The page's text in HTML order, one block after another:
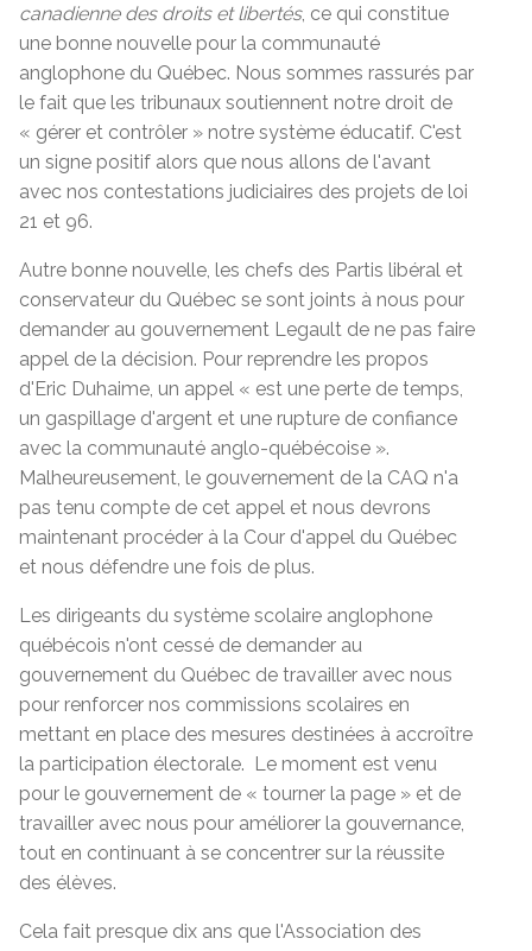
canadienne des droits et libertés, ce qui constitue
une bonne nouvelle pour la communauté
anglophone du Québec. Nous sommes rassurés par
le fait que les tribunaux soutiennent notre droit de
« gérer et contrôler » notre système éducatif. C'est
un signe positif alors que nous allons de l'avant
avec nos contestations judiciaires des projets de loi
21 et 96.
Autre bonne nouvelle, les chefs des Partis libéral et
conservateur du Québec se sont joints à nous pour
demander au gouvernement Legault de ne pas faire
appel de la décision. Pour reprendre les propos
d'Eric Duhaime, un appel « est une perte de temps,
un gaspillage d'argent et une rupture de confiance
avec la communauté anglo-québécoise ».
Malheureusement, le gouvernement de la CAQ n'a
pas tenu compte de cet appel et nous devrons
maintenant procéder à la Cour d'appel du Québec
et nous défendre une fois de plus.
Les dirigeants du système scolaire anglophone
québécois n'ont cessé de demander au
gouvernement du Québec de travailler avec nous
pour renforcer nos commissions scolaires en
mettant en place des mesures destinées à accroître
la participation électorale. Le moment est venu
pour le gouvernement de « tourner la page » et de
travailler avec nous pour améliorer la gouvernance,
tout en continuant à se concentrer sur la réussite
des élèves.
Cela fait presque dix ans que l'Association des